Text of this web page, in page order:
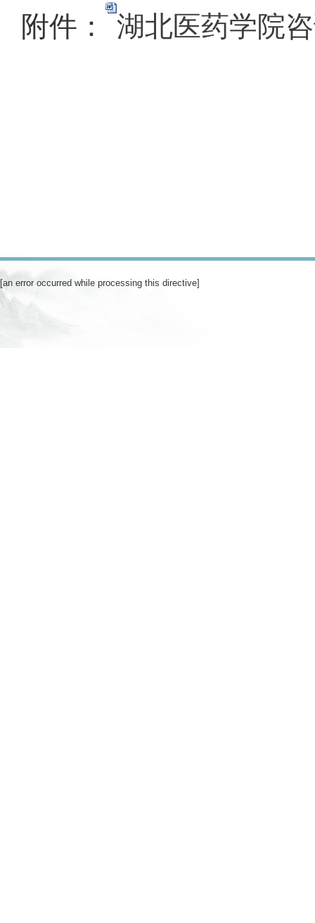
附件： 湖北医药学院
[an error occurred while processing this directive]